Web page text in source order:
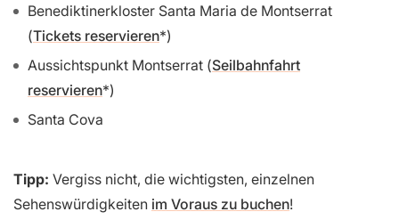
Benediktinerkloster Santa Maria de Montserrat
(Tickets reservieren )
Aussichtspunkt Montserrat (Seilbahnfahrt
reservieren )
Santa Cova
Tipp: Vergiss nicht, die wichtigsten, einzelnen
Sehenswürdigkeiten im Voraus zu buchen!